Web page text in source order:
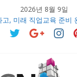
2026년 8월 9일
고, 미래 직업교육 준비
원, 창작무용극 ‘불멸의
고 학생들 취업률 해마다
배 시·군대항 초·중 구
의 행복한 미래만들기